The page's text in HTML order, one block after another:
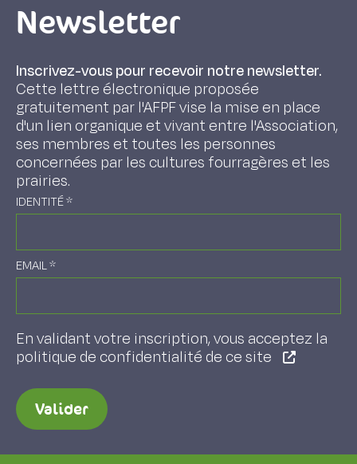
Newsletter
Inscrivez-vous pour recevoir notre newsletter.
Cette lettre électronique proposée
gratuitement par l'AFPF vise la mise en place
d'un lien organique et vivant entre l'Association,
ses membres et toutes les personnes
concernées par les cultures fourragères et les
prairies.
IDENTITÉ*
EMAIL*
En validant votre inscription, vous acceptez la
politique de confidentialité de ce site
Valider